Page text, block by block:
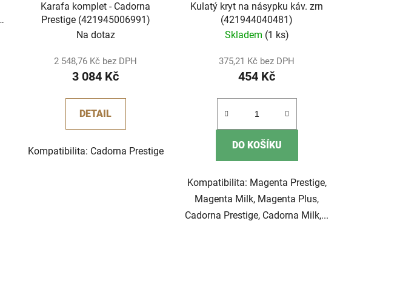
Karafa komplet - Cadorna
Prestige (421945006991)
Na dotaz
2 548,76 Kč bez DPH
3 084 Kč
DETAIL
Kompatibilita: Cadorna Prestige
Kulatý kryt na násypku káv. zrn
(421944040481)
Skladem (1 ks)
375,21 Kč bez DPH
454 Kč
DO KOŠÍKU
Kompatibilita: Magenta Prestige,
Magenta Milk, Magenta Plus,
Cadorna Prestige, Cadorna Milk,...